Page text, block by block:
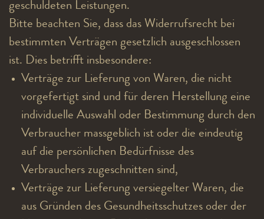
geschuldeten Leistungen.
Bitte beachten Sie, dass das Widerrufsrecht bei
bestimmten Verträgen gesetzlich ausgeschlossen
ist. Dies betrifft insbesondere:
Verträge zur Lieferung von Waren, die nicht
vorgefertigt sind und für deren Herstellung eine
individuelle Auswahl oder Bestimmung durch den
Verbraucher massgeblich ist oder die eindeutig
auf die persönlichen Bedürfnisse des
Verbrauchers zugeschnitten sind,
Verträge zur Lieferung versiegelter Waren, die
aus Gründen des Gesundheitsschutzes oder der